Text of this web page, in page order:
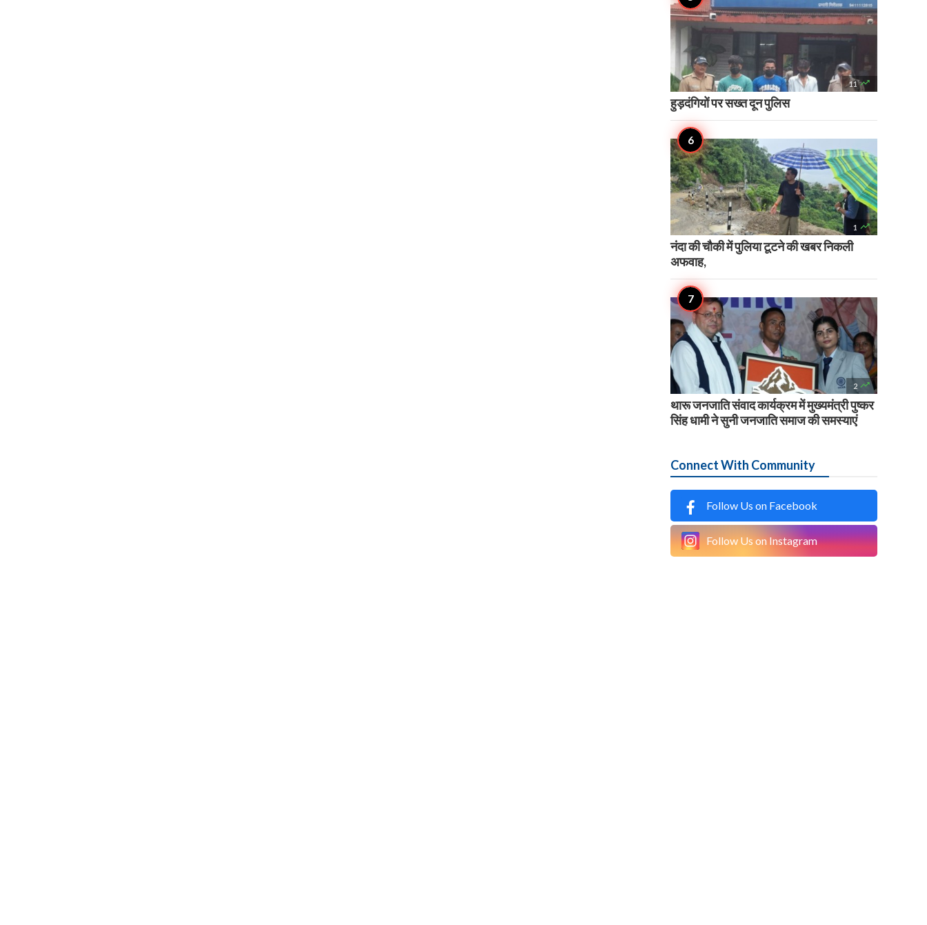
11 
हुड़दंगियों पर सख्त दून पुलिस
1 
नंदा की चौकी में पुलिया टूटने की खबर निकली
अफवाह,
2 
थारू जनजाति संवाद कार्यक्रम में मुख्यमंत्री पुष्कर
सिंह धामी ने सुनी जनजाति समाज की समस्याएं
Connect With Community
Follow Us on Facebook
Follow Us on Instagram